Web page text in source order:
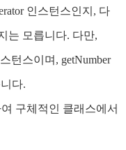
인스턴스인지, 다
는 모릅니다. 다만,
턴스이며, getNumber
다.
구체적인 클래스에서